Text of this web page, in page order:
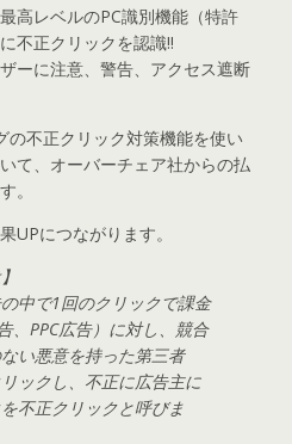
高レベルのPC識別機能（特許
不正クリックを認識!!
ーに注意、警告、アクセス遮断
不正クリック対策機能を使い
て、オーバーチェア社からの払
。
UPにつながります。
中で1回のクリックで課金
、PPC広告）に対し、競合
い悪意を持った第三者
ックし、不正に広告主に
不正クリックと呼びま